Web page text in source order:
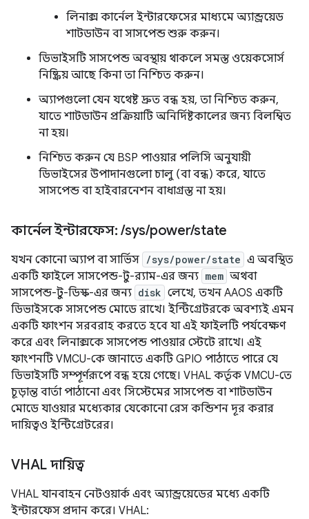
লিনাক্স কার্নেল ইন্টারফেসের মাধ্যমে অ্যান্ড্রয়েড
শাটডাউন বা সাসপেন্ড শুরু করুন।
ডিভাইসটি সাসপেন্ড অবস্থায় থাকলে সমস্ত ওয়েকসোর্স
নিষ্ক্রিয় আছে কিনা তা নিশ্চিত করুন।
অ্যাপগুলো যেন যথেষ্ট দ্রুত বন্ধ হয়, তা নিশ্চিত করুন,
যাতে শাটডাউন প্রক্রিয়াটি অনির্দিষ্টকালের জন্য বিলম্বিত
না হয়।
নিশ্চিত করুন যে BSP পাওয়ার পলিসি অনুযায়ী
ডিভাইসের উপাদানগুলো চালু (বা বন্ধ) করে, যাতে
সাসপেন্ড বা হাইবারনেশন বাধাগ্রস্ত না হয়।
কার্নেল ইন্টারফেস: /sys/power/state
যখন কোনো অ্যাপ বা সার্ভিস /sys/power/state এ অবস্থিত
একটি ফাইলে সাসপেন্ড-টু-র‍্যাম-এর জন্য mem অথবা
সাসপেন্ড-টু-ডিস্ক-এর জন্য disk লেখে, তখন AAOS একটি
ডিভাইসকে সাসপেন্ড মোডে রাখে। ইন্টিগ্রেটরকে অবশ্যই এমন
একটি ফাংশন সরবরাহ করতে হবে যা এই ফাইলটি পর্যবেক্ষণ
করে এবং লিনাক্সকে সাসপেন্ড পাওয়ার স্টেটে রাখে। এই
ফাংশনটি VMCU-কে জানাতে একটি GPIO পাঠাতে পারে যে
ডিভাইসটি সম্পূর্ণরূপে বন্ধ হয়ে গেছে। VHAL কর্তৃক VMCU-তে
চূড়ান্ত বার্তা পাঠানো এবং সিস্টেমের সাসপেন্ড বা শাটডাউন
মোডে যাওয়ার মধ্যেকার যেকোনো রেস কন্ডিশন দূর করার
দায়িত্বও ইন্টিগ্রেটরের।
VHAL দায়িত্ব
VHAL যানবাহন নেটওয়ার্ক এবং অ্যান্ড্রয়েডের মধ্যে একটি
ইন্টারফেস প্রদান করে। VHAL: